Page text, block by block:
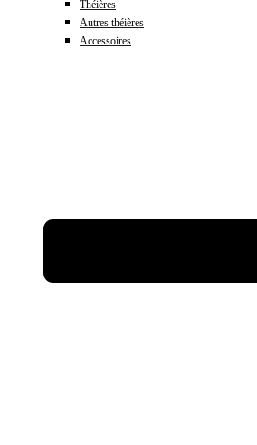
Théières
Autres théières
Accessoires